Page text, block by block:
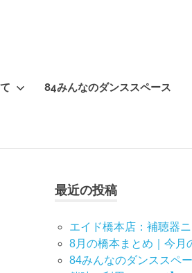
84みんなのダンススペース
最近の投稿
エイド橋本店：補聴器ニ
8月の橋本まとめ｜今月
84みんなのダンススペ